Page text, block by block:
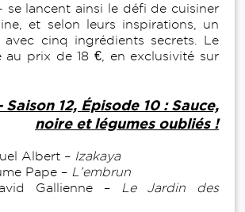
se lancent ainsi le défi de cuisiner
et selon leurs inspirations, un
cinq ingrédients secrets. Le
au prix de 18 €, en exclusivité sur
Saison 12, Épisode 10 : Sauce,
noire et légumes oubliés !
Albert – Izakaya
Pape – L’embrun
Gallienne –
Le Jardin des